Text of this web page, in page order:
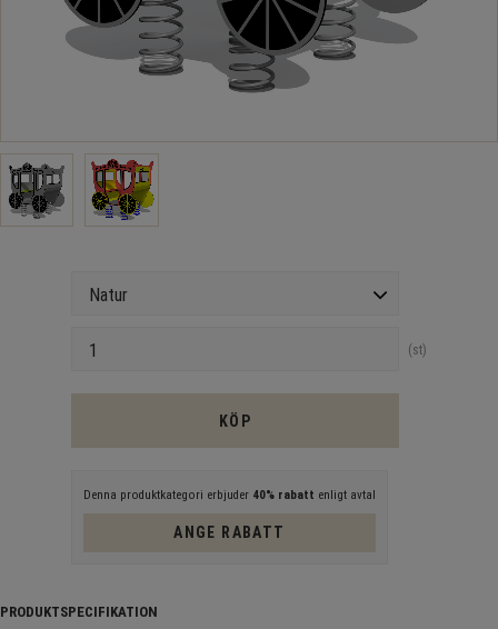
st
KÖP
Denna produktkategori erbjuder 40% rabatt enligt avtal
ANGE RABATT